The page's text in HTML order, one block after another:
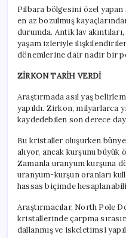
Pilbara bölgesini özel yapan
en az bozulmuş
durumda. Antik lav
yaşam izleriyle
dönemlerine dair nadir bir
ZİRKON TARİH VERDİ
Araştırmada asıl yaş
yapıldı. Zirkon, milyarlarca
kaydedebilen son derece
Bu kristaller oluşurken
alıyor, ancak kurşunu büyük
Zamanla uranyum kurşuna
uranyum-kurşun oranları
hassas biçimde
Araştırmacılar, North Pole
kristallerinde çarpma
dallanmış ve iskeletimsi